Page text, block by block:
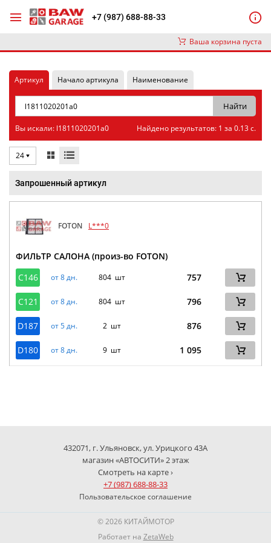
+7 (987) 688-88-33
Ваша корзина пуста
Артикул Начало артикула Наименование
Вы искали: l1811020201a0 Найдено результатов: 1 за 0.13 с.
24
Запрошенный артикул
FOTON L***0
ФИЛЬТР САЛОНА (произ-во FOTON)
C146
от 8 дн. 804 шт 757
C121 от 8 дн. 804 шт 796
D187 от 5 дн. 2 шт 876
D180 от 8 дн. 9 шт 1 095
432071, г. Ульяновск, ул. Урицкого 43А
магазин «АВТОСИТИ» 2 этаж
Смотреть на карте ›
+7 (987) 688-88-33
Пользовательское соглашение
© 2026 КИТАЙМОТОР
Работает на ZetaWeb